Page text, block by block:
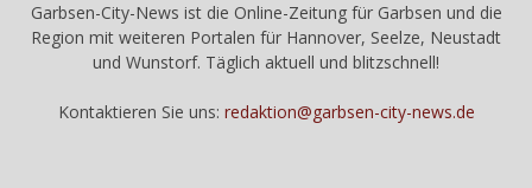
Garbsen-City-News ist die Online-Zeitung für Garbsen und die
Region mit weiteren Portalen für Hannover, Seelze, Neustadt
und Wunstorf. Täglich aktuell und blitzschnell!
Kontaktieren Sie uns: redaktion@garbsen-city-news.de